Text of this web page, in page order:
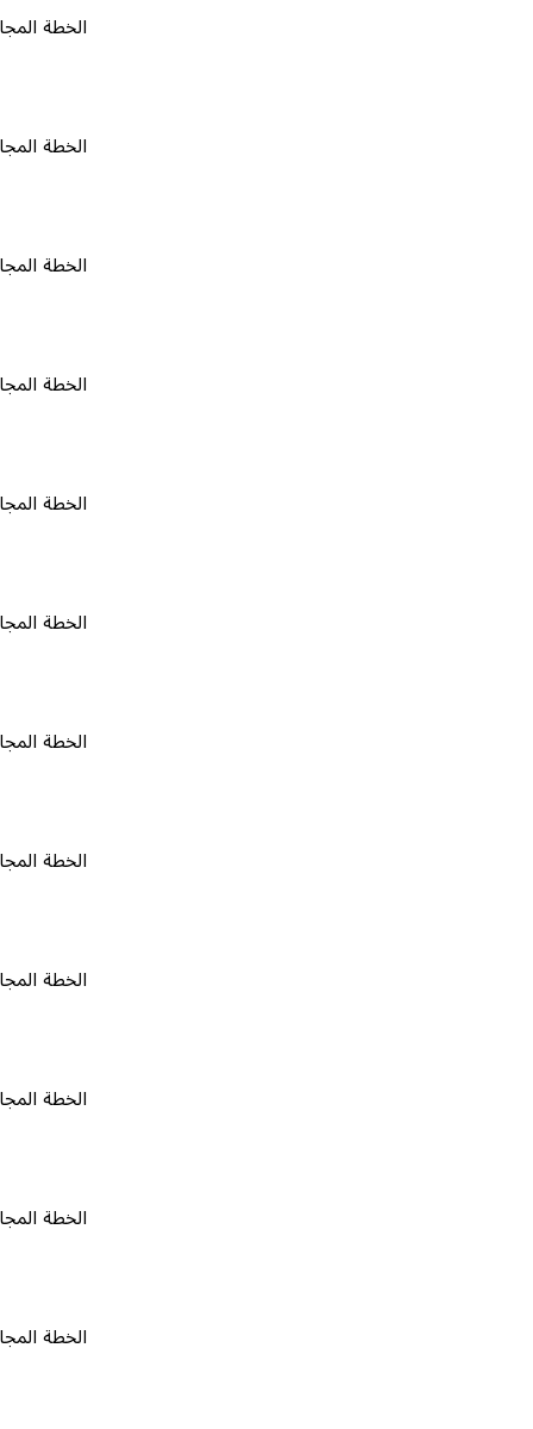
الخطة المجانية ٠
الخطة المجانية ٠
الخطة المجانية ٠
الخطة المجانية ٠
الخطة المجانية ٠
الخطة المجانية ٠
الخطة المجانية ٠
الخطة المجانية ٠
الخطة المجانية ٠
الخطة المجانية ٠
الخطة المجانية ٠
الخطة المجانية ٠